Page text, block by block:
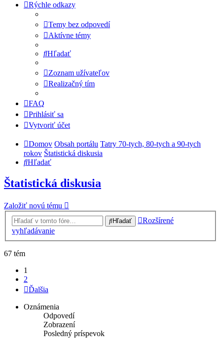
Rýchle odkazy
Temy bez odpovedí
Aktívne témy
Hľadať
Zoznam užívateľov
Realizačný tím
FAQ
Prihlásiť sa
Vytvoriť účet
Domov Obsah portálu Tatry 70-tych, 80-tych a 90-tych
rokov Štatistická diskusia
Hľadať
Štatistická diskusia
Založiť novú tému
Hľadať
Rozšírené
vyhľadávanie
67 tém
1
2
Ďalšia
Oznámenia
Odpovedí
Zobrazení
Posledný príspevok